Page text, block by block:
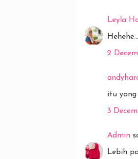
Leyla
2
itu yang
3
Admin
Lebih